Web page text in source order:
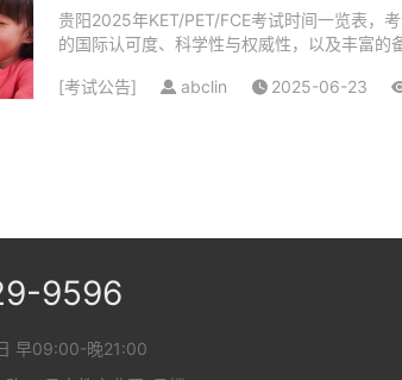
贵阳2025年KET/PET/FCE考试时间一览表，
的国际认可度、科学性与权威性，以及丰富的
[考试公告] abclin 2025-06-23
9596
早09:00-晚21:00